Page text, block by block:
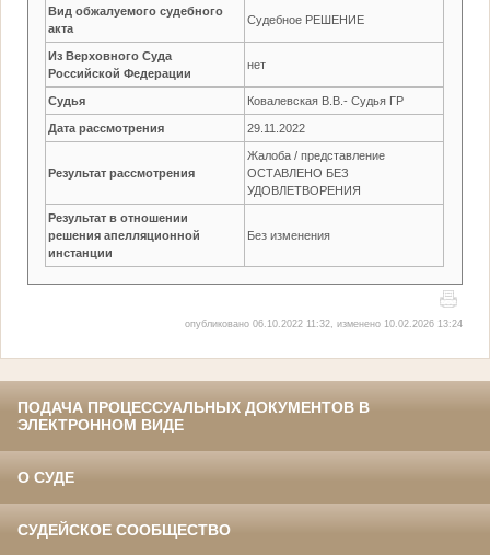
Вид обжалуемого судебного
акта
Судебное РЕШЕНИЕ
Из Верховного Суда
Российской Федерации
нет
Судья Ковалевская В.В.- Судья ГР
Дата рассмотрения 29.11.2022
Результат рассмотрения
Жалоба / представление
ОСТАВЛЕНО БЕЗ
УДОВЛЕТВОРЕНИЯ
Результат в отношении
решения апелляционной
инстанции
Без изменения
опубликовано 06.10.2022 11:32, изменено 10.02.2026 13:24
ПОДАЧА ПРОЦЕССУАЛЬНЫХ ДОКУМЕНТОВ В
ЭЛЕКТРОННОМ ВИДЕ
О СУДЕ
СУДЕЙСКОЕ СООБЩЕСТВО